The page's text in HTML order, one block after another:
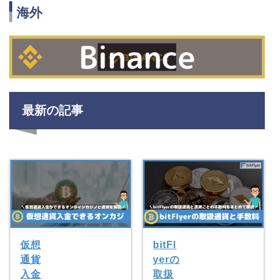
海外
最新の記事
仮想
通貨
入金
bitFl
yerの
取扱